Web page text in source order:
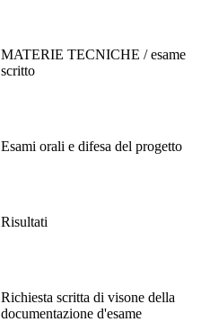
MATERIE TECNICHE / esame
scritto
Esami orali e difesa del progetto
Risultati
Richiesta scritta di visone della
documentazione d'esame